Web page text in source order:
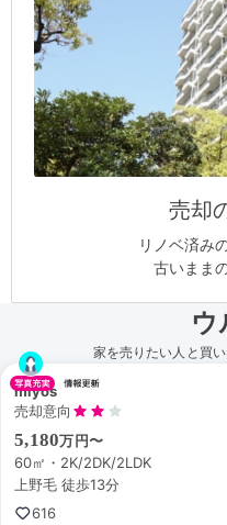
売却
リノベ済み
古いまま
ウ
家を売りたい人と買
miyos
売却意向
5,180万円〜
60㎡・2K/2DK/2LDK
上野毛 徒歩13分
616